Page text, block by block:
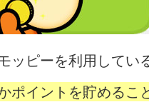
ッピーを利用してい
ポイントを貯めるこ